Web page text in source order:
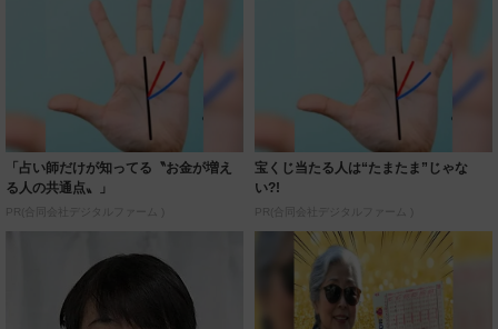
「占い師だけが知ってる〝お金が増え
る人の共通点〟」
PR(合同会社デジタルファーム )
宝くじ当たる人は“たまたま”じゃな
い?!
PR(合同会社デジタルファーム )